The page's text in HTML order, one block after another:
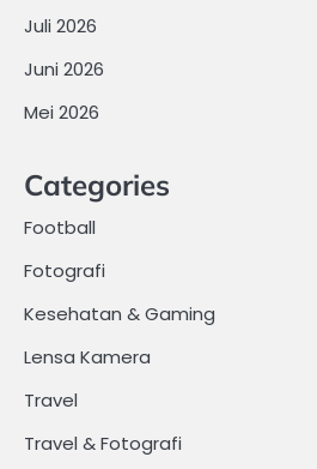
Juli 2026
Juni 2026
Mei 2026
Categories
Football
Fotografi
Kesehatan & Gaming
Lensa Kamera
Travel
Travel & Fotografi